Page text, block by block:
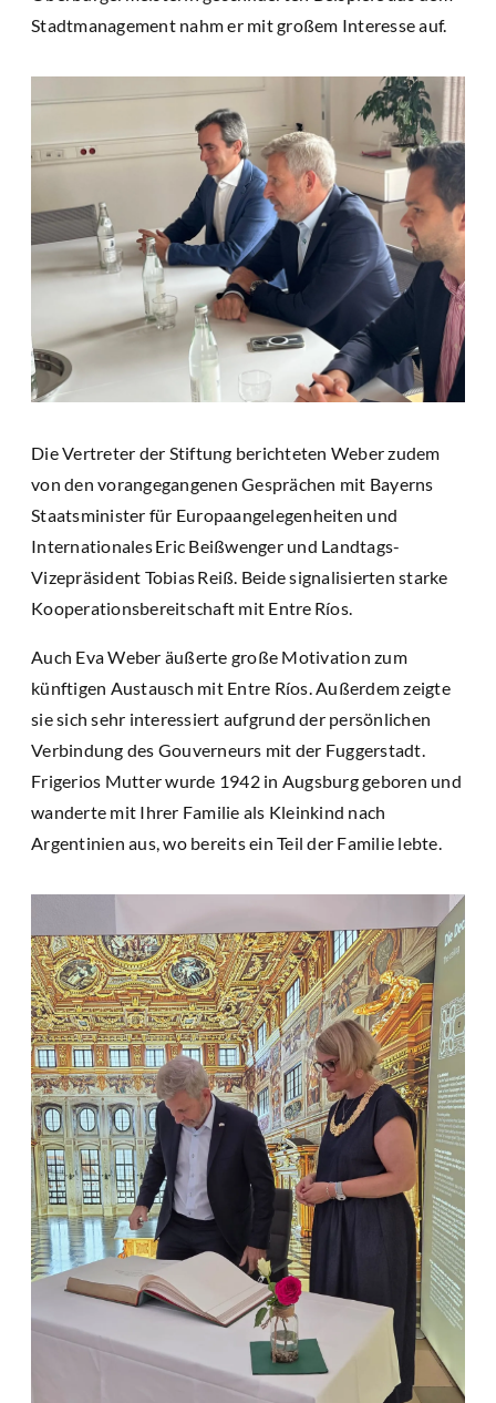
Stadtmanagement nahm er mit großem Interesse auf.
Die Vertreter der Stiftung berichteten Weber zudem
von den vorangegangenen Gesprächen mit Bayerns
Staatsminister für Europaangelegenheiten und
Internationales Eric Beißwenger und Landtags-
Vizepräsident Tobias Reiß. Beide signalisierten starke
Kooperationsbereitschaft mit Entre Ríos.
Auch Eva Weber äußerte große Motivation zum
künftigen Austausch mit Entre Ríos. Außerdem zeigte
sie sich sehr interessiert aufgrund der persönlichen
Verbindung des Gouverneurs mit der Fuggerstadt.
Frigerios Mutter wurde 1942 in Augsburg geboren und
wanderte mit Ihrer Familie als Kleinkind nach
Argentinien aus, wo bereits ein Teil der Familie lebte.